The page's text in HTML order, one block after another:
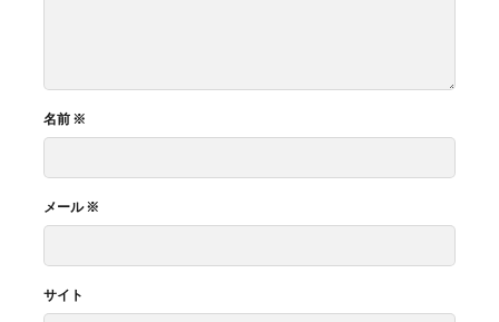
名前 ※
メール※
サイト